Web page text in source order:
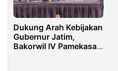
Dukung Arah Kebijakan
Gubernur Jatim,
Bakorwil IV Pamekasan